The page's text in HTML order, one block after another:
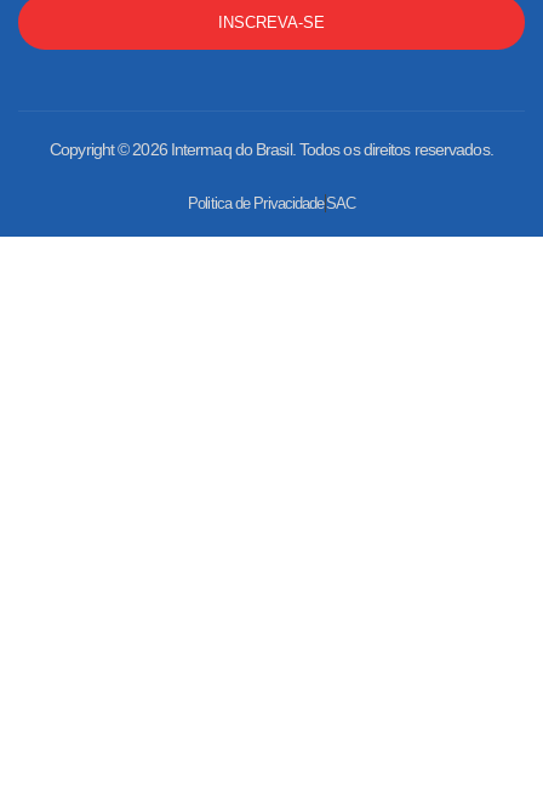
INSCREVA-SE
Copyright © 2026 Intermaq do Brasil. Todos os direitos reservados.
Politica de PrivacidadeSAC